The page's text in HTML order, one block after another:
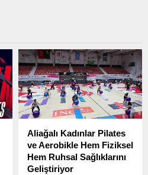
Aliağalı Kadınlar Pilates
ve Aerobikle Hem Fiziksel
Hem Ruhsal Sağlıklarını
Geliştiriyor